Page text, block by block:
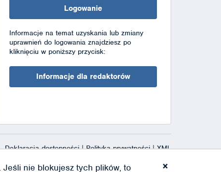
Logowanie
Informacje na temat uzyskania lub zmiany
uprawnień do logowania znajdziesz po
kliknięciu w poniższy przycisk:
Informacje dla redaktorów
Deklaracja dostępności|Polityka prywatności|XML
Jeśli nie blokujesz tych plików, to ×